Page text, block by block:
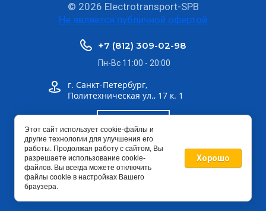
© 2026 Electrotransport-SPB
Не является публичной офертой
+7 (812) 309-02-98
Пн-Вс 11:00 - 20:00
г. Санкт-Петербург,
Политехническая ул., 17 к. 1
info@electrotransport-spb.ru
Этот сайт использует cookie-файлы и
другие технологии для улучшения его
работы. Продолжая работу с сайтом, Вы
разрешаете использование cookie-
файлов. Вы всегда можете отключить
файлы cookie в настройках Вашего
браузера.
Хорошо